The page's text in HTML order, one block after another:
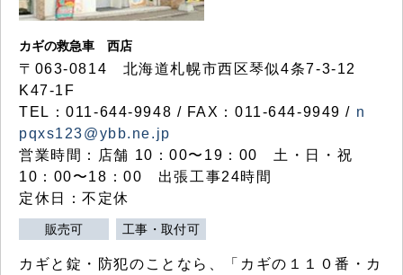
カギの救急車 西店
〒063-0814 北海道札幌市西区琴似4条7-3-12
K47-1F
TEL：011-644-9948 / FAX：011-644-9949 / n
pqxs123@ybb.ne.jp
営業時間：店舗 10：00〜19：00 土・日・祝
10：00〜18：00 出張工事24時間
定休日：不定休
販売可 工事・取付可
カギと錠・防犯のことなら、「カギの１１０番・カ